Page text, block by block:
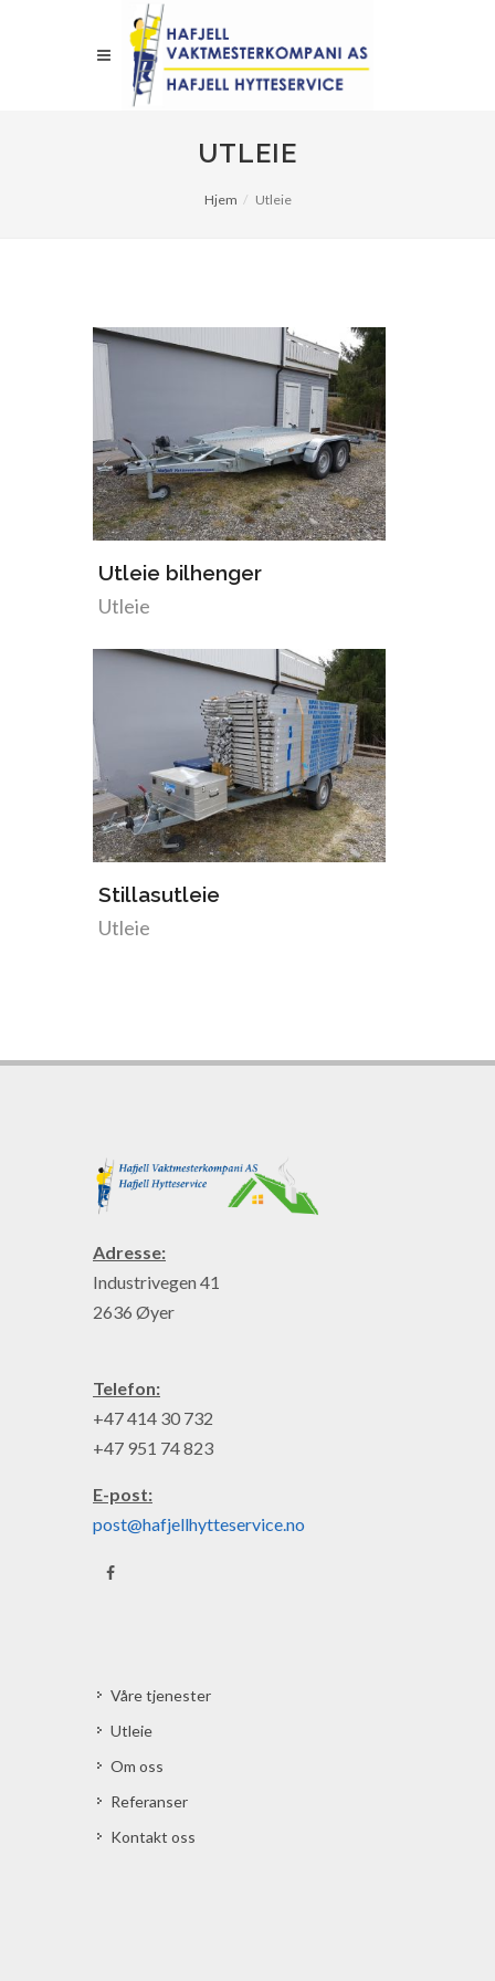
UTLEIE
Hjem Utleie
Utleie bilhenger
Utleie
Stillasutleie
Utleie
Adresse:
Industrivegen 41
2636 Øyer
Telefon:
+47 414 30 732
+47 951 74 823
E-post:
post@hafjellhytteservice.no
Våre tjenester
Utleie
Om oss
Referanser
Kontakt oss